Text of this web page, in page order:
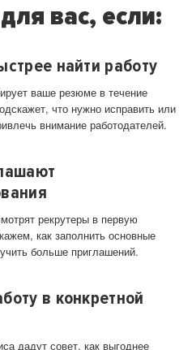
вас, если:
найти работу
ваше резюме в течение
что нужно исправить или
внимание работодателей.
рекрутеры в первую
как заполнить основные
больше приглашений.
в конкретной
дадут совет, как выгоднее